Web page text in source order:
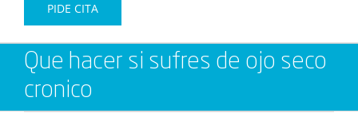
PIDE CITA
Que hacer si sufres de ojo seco
cronico